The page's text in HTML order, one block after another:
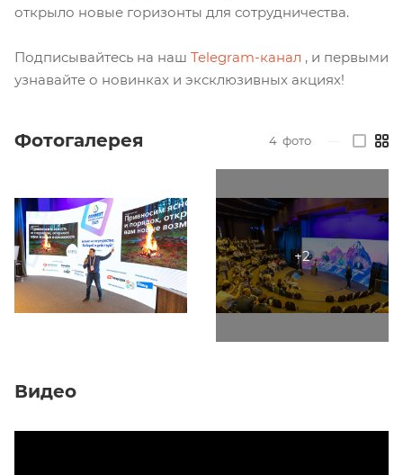
открыло новые горизонты для сотрудничества.
Подписывайтесь на наш Telegram-канал , и первыми
узнавайте о новинках и эксклюзивных акциях!
Фотогалерея 4 фото
Видео